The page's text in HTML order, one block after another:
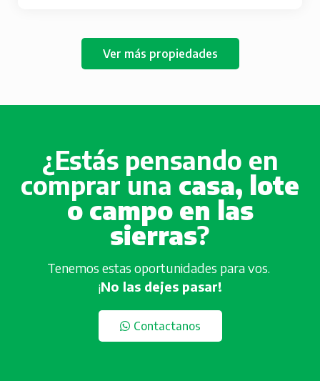
Ver más propiedades
¿Estás pensando en
comprar una casa, lote
o campo en las
sierras?
Tenemos estas oportunidades para vos.
¡No las dejes pasar!
Contactanos